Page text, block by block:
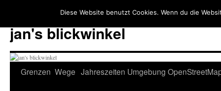
jan's blickwinkel
Zum
Grenzen Wege Jahreszeiten Umgebung
Diese Website benutzt Cookies. Wenn du die